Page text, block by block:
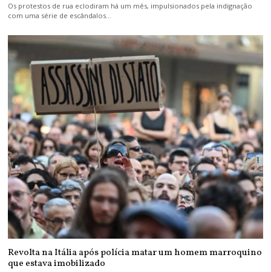
Os protestos de rua eclodiram há um mês, impulsionados pela indignação
com uma série de escândalos…
Revolta na Itália após polícia matar um homem marroquino
que estava imobilizado